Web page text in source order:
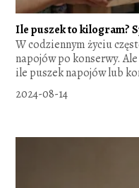
Ile puszek to kilogram?
W codziennym życiu
napojów po konserwy.
ile puszek napojów lub
2024-08-14